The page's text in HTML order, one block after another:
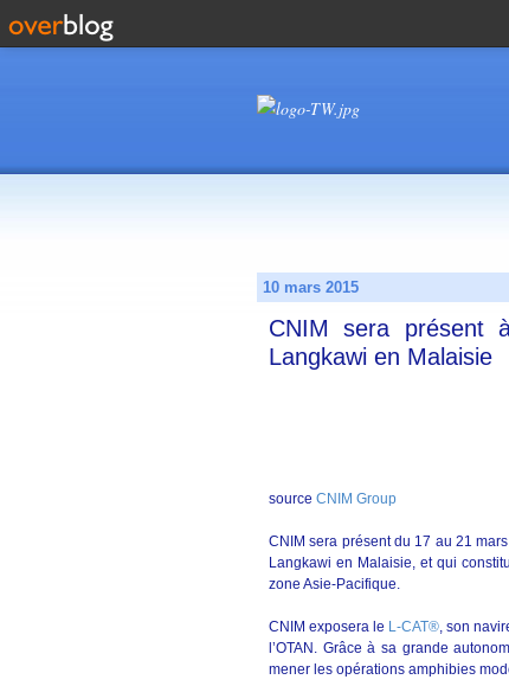
10 mars 2015
CNIM sera présent
Langkawi en Malaisie
source CNIM Group
CNIM sera présent du 17 au 21
Langkawi en Malaisie, et qui
zone Asie-Pacifique.
CNIM exposera le L-CAT®, son
l’OTAN. Grâce à sa grande
mener les opérations amphibies